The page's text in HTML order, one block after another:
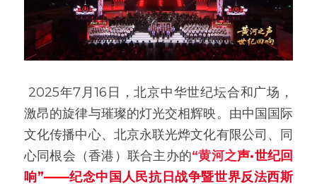
2025年7月16日，北京中华世纪坛合和广场，
激昂的旋律与璀璨的灯光交相辉映。由中国国际
文化传播中心、北京永联光烨文化有限公司、同
心同根会（香港）联合主办的“黄河之声·世纪回
响”——纪念中国人民抗日战争暨世界反法西斯